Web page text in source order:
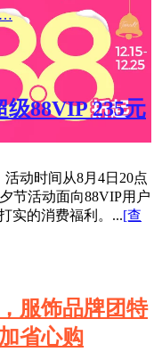
…
88VIP 235元
动时间从8月4日20点
节活动面向88VIP用户
实的消费福利。...[查
服饰品牌团特
省心购